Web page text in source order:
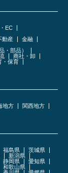
EC
動産
金融
・部品）
商社・卸
・保育
地方
関西地方
福島県
茨城県
新潟県
静岡県
愛知県
和歌山県